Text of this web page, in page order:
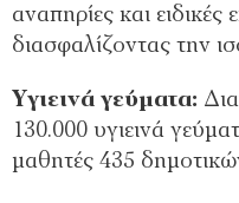
αναπηρίες και ειδικές
διασφαλίζοντας την
Υγιεινά γεύματα:
130.000 υγιεινά
μαθητές 435